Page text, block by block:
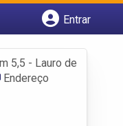
Entrar
5,5 - Lauro de
Endereço